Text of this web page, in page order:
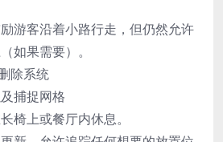
游客沿着小路行走，但仍然允许
如果需要）。
除系统
捕捉网格
椅上或餐厅内休息。